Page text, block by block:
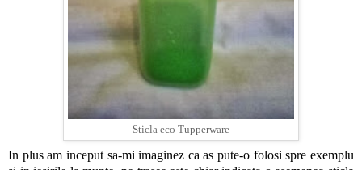
Sticla eco Tupperware
In plus am inceput sa-mi imaginez ca as pute-o folosi spre exemplu